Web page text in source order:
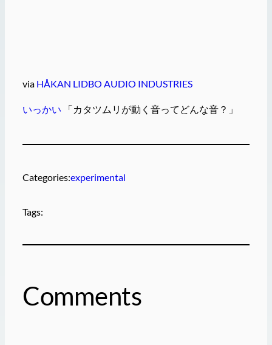
via HÅKAN LIDBO AUDIO INDUSTRIES
いっかい 「カタツムリが動く音ってどんな音？」
Categories:experimental
Tags:
Comments